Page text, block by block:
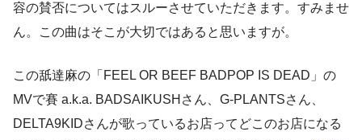
容の賛否についてはスルーさせていただきます。すみませ
ん。この曲はそこが大切ではあると思いますが。
この舐達麻の「FEEL OR BEEF BADPOP IS DEAD」の
MVで賽 a.k.a. BADSAIKUSHさん、G-PLANTSさん、
DELTA9KIDさんが歌っているお店ってどこのお店になる